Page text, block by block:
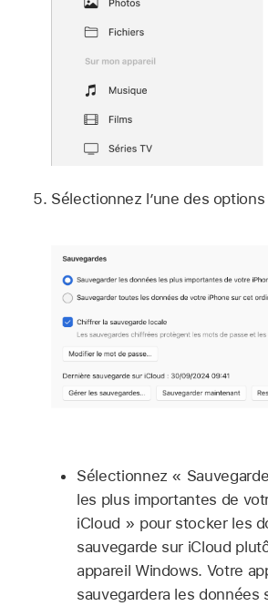
Sélectionnez l’une des
Sélectionnez «
les plus importantes de
iCloud » pour stocker les
sauvegarde sur iCloud
appareil Windows. Votre
sauvegardera les données